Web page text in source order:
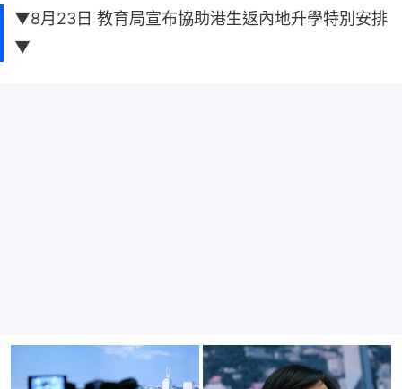
▼8月23日 教育局宣布協助港生返內地升學特別安排
▼